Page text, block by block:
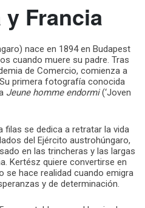
Francia
nace en 1894 en Budapest
cuando muere su padre. Tras
de Comercio, comienza a
primera fotografía conocida
Jeune homme endormi(‘Joven
filas se dedica a retratar la vida
del Ejército austrohúngaro,
en las trincheras y las largas
Kertész quiere convertirse en
se hace realidad cuando emigra
y de determinación.